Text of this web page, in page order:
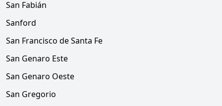
San Fabián
Sanford
San Francisco de Santa Fe
San Genaro Este
San Genaro Oeste
San Gregorio